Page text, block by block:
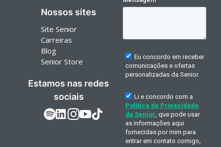
Nossos sites
Site Senior
Carreiras
Blog
Senior Store
Estamos nas redes
sociais